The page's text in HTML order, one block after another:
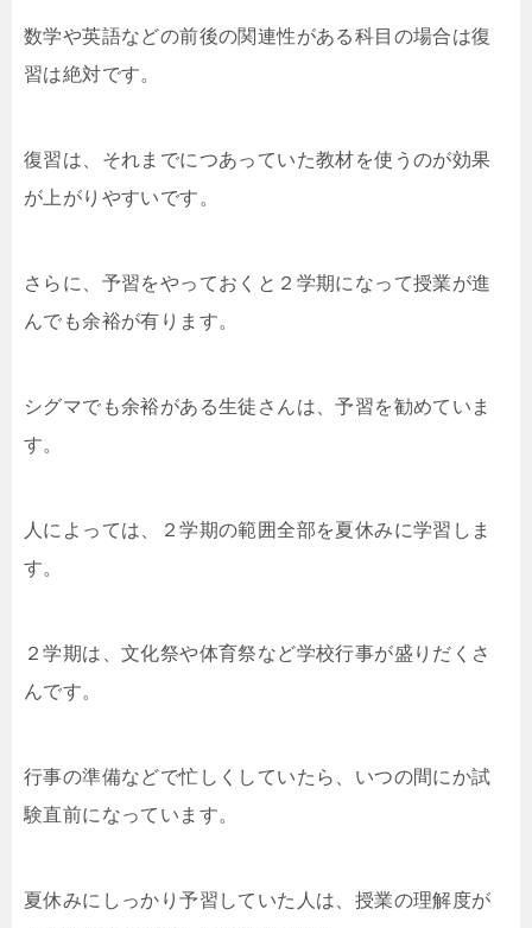
数学や英語などの前後の関連性がある科目の場合は復
習は絶対です。
復習は、それまでにつあっていた教材を使うのが効果
が上がりやすいです。
さらに、予習をやっておくと２学期になって授業が進
んでも余裕が有ります。
シグマでも余裕がある生徒さんは、予習を勧めていま
す。
人によっては、２学期の範囲全部を夏休みに学習しま
す。
２学期は、文化祭や体育祭など学校行事が盛りだくさ
んです。
行事の準備などで忙しくしていたら、いつの間にか試
験直前になっています。
夏休みにしっかり予習していた人は、授業の理解度が